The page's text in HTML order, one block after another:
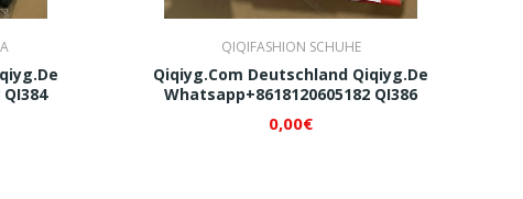
QIQIFASHION SCHUHE
Qiqiyg.com Deutschland Qiqiyg.de
Whatsapp+8618120605182 QI386
0,00€